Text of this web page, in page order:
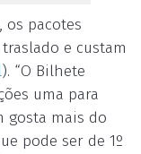
os pacotes
e custam
). “O Bilhete
uma para
gosta mais do
pode ser de 1º